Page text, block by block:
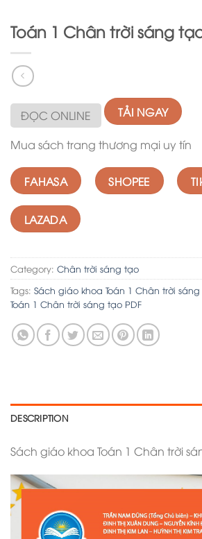
Toán 1 Chân trời sáng
ĐỌC ONLINE TẢI NGAY
Mua sách trang thương mại uy tín
FAHASA SHOPEE
LAZADA
Category: Chân trời sáng tạo
Tags: Sách giáo khoa Toán 1 Chân trời
Toán 1 Chân trời sáng tạo PDF
DESCRIPTION
Sách giáo khoa Toán 1 Chân trời